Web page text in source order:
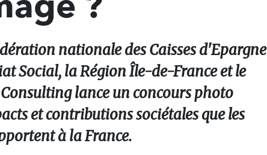
nationale des Caisses d'Epargne
Social, la Région Île-de-France et le
lance un concours photo
et contributions sociétales que les
à la France.